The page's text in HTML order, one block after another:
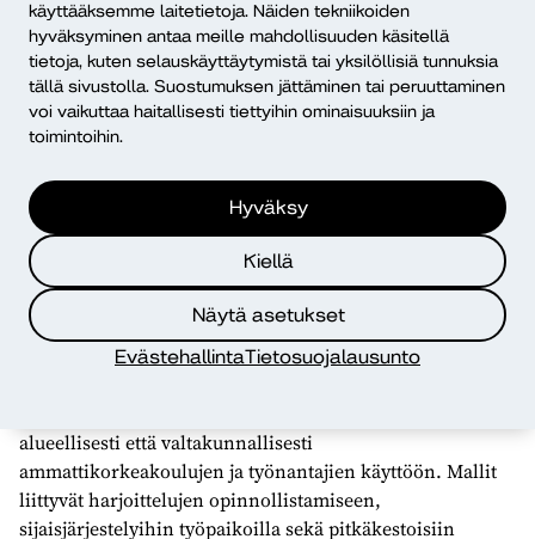
käyttääksemme laitetietoja. Näiden tekniikoiden
hyväksyminen antaa meille mahdollisuuden käsitellä
tietoja, kuten selauskäyttäytymistä tai yksilöllisiä tunnuksia
tällä sivustolla. Suostumuksen jättäminen tai peruuttaminen
voi vaikuttaa haitallisesti tiettyihin ominaisuuksiin ja
toimintoihin.
Hyväksy
Kiellä
Näytä asetukset
EvästehallintaTietosuojalausunto
Diakissa sosionomin (AMK) tutkintoon kuuluu 55
opintopisteen verran harjoitteluja työelämässä. Pilotissa
kehitetään harjoittelu- ja ohjauskäytäntöjä erityisesti
kahdessa varhaiskasvatuksen sosionomiopintoihin
kuuluvassa harjoittelussa: sosiaalialan asiakastyön
kehittämispainotteisessa harjoittelussa (HAR03).
Uusia työn ohessa opiskelun
malleja
Diakissa kehittämistyön lähtökohtana on
työelämälähtöinen, osallistava ja tutkiva ote. Pilotissa
alueellisesti että valtakunnallisesti
ammattikorkeakoulujen ja työnantajien käyttöön. Mallit
liittyvät harjoittelujen opinnollistamiseen,
sijaisjärjestelyihin työpaikoilla sekä pitkäkestoisiin